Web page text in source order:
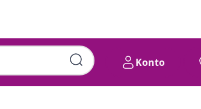
Konto